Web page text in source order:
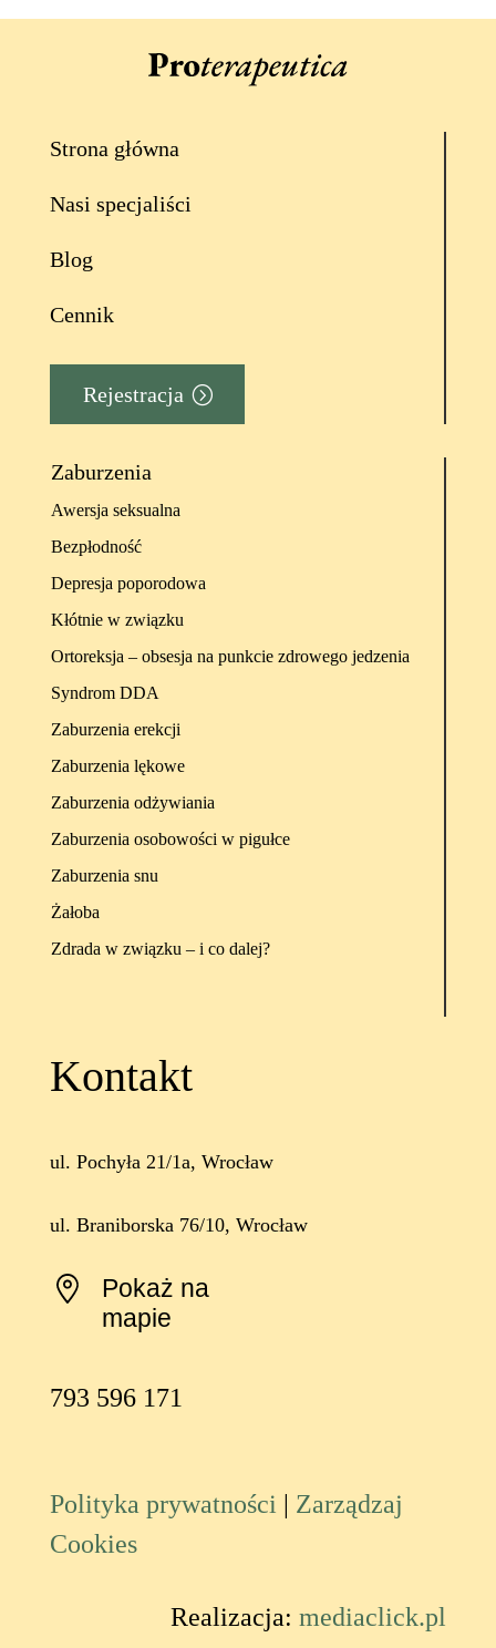
Strona główna
Nasi specjaliści
Blog
Cennik
Rejestracja
Zaburzenia
Awersja seksualna
Bezpłodność
Depresja poporodowa
Kłótnie w związku
Ortoreksja – obsesja na punkcie zdrowego jedzenia
Syndrom DDA
Zaburzenia erekcji
Zaburzenia lękowe
Zaburzenia odżywiania
Zaburzenia osobowości w pigułce
Zaburzenia snu
Żałoba
Zdrada w związku – i co dalej?
Kontakt
ul. Pochyła 21/1a, Wrocław
ul. Braniborska 76/10, Wrocław
Pokaż na
mapie
793 596 171
Polityka prywatności
Zarządzaj
Cookies
Realizacja:mediaclick.pl